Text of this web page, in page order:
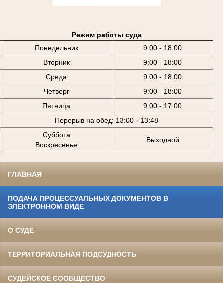
Режим работы суда
Понедельник
9:00 - 18:00
Вторник
9:00 - 18:00
Среда
9:00 - 18:00
Четверг
9:00 - 18:00
Пятница
9:00 - 17:00
Перерыв на обед: 13:00 - 13:48
Суббота
Воскресенье
Выходной
ГЛАВНАЯ
ПОДАЧА ПРОЦЕССУАЛЬНЫХ ДОКУМЕНТОВ В
ЭЛЕКТРОННОМ ВИДЕ
О СУДЕ
ТЕРРИТОРИАЛЬНАЯ ПОДСУДНОСТЬ
СУДЕЙСКОЕ СООБЩЕСТВО